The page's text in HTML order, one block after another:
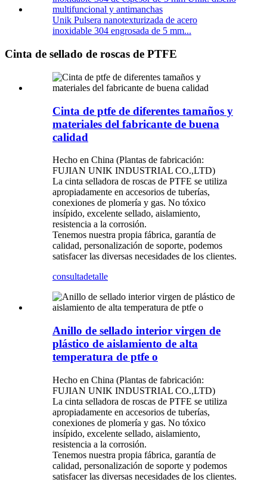
Unik Pulsera nanotexturizada de acero
inoxidable 304 engrosada de 5 mm...
Cinta de sellado de roscas de PTFE
Cinta de ptfe de diferentes tamaños y
materiales del fabricante de buena
calidad
Hecho en China (Plantas de fabricación:
FUJIAN UNIK INDUSTRIAL CO.,LTD)
La cinta selladora de roscas de PTFE se utiliza
apropiadamente en accesorios de tuberías,
conexiones de plomería y gas. No tóxico
insípido, excelente sellado, aislamiento,
resistencia a la corrosión.
Tenemos nuestra propia fábrica, garantía de
calidad, personalización de soporte, podemos
satisfacer las diversas necesidades de los clientes.
consultadetalle
Anillo de sellado interior virgen de
plástico de aislamiento de alta
temperatura de ptfe o
Hecho en China (Plantas de fabricación:
FUJIAN UNIK INDUSTRIAL CO.,LTD)
La cinta selladora de roscas de PTFE se utiliza
apropiadamente en accesorios de tuberías,
conexiones de plomería y gas. No tóxico
insípido, excelente sellado, aislamiento,
resistencia a la corrosión.
Tenemos nuestra propia fábrica, garantía de
calidad, personalización de soporte y podemos
satisfacer las diversas necesidades de los clientes.